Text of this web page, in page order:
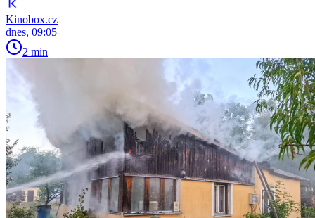
Kinobox.cz
dnes, 09:05
2 min